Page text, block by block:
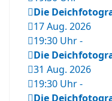
Die
17 Aug. 2026
19:30 Uhr-
Die
31 Aug. 2026
19:30 Uhr-
Die